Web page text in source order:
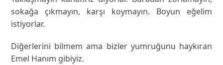
sokağa çıkmayın, karşı koymayın. Boyun eğelim
istiyorlar.
Diğerlerini bilmem ama bizler yumruğunu haykıran
Emel Hanım gibiyiz.